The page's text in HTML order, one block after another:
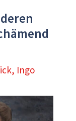
, Ingo